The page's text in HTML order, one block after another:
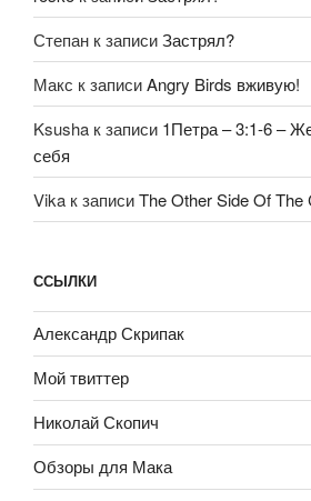
Степан к записиЗастрял?
Макс к записиAngry Birds вживую!
Ksusha к записи 1Петра – 3:1-6 –
себя
Vika к записиThe Other Side Of The
ССЫЛКИ
Александр Скрипак
Мой твиттер
Николай Скопич
Обзоры для Мака